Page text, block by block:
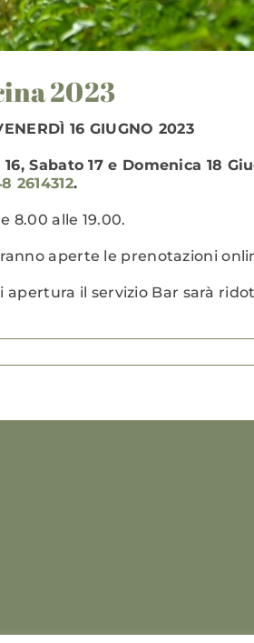
2023
16 GIUGNO 2023
Sabato 17 e Domenica 18
2614312.
8.00 alle 19.00.
aperte le prenotazioni
apertura il servizio Bar sarà